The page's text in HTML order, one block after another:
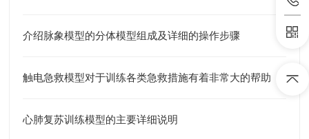
介绍脉象模型的分体模型组成及详细的操作步骤
触电急救模型对于训练各类急救措施有着非常大的帮助
心肺复苏训练模型的主要详细说明